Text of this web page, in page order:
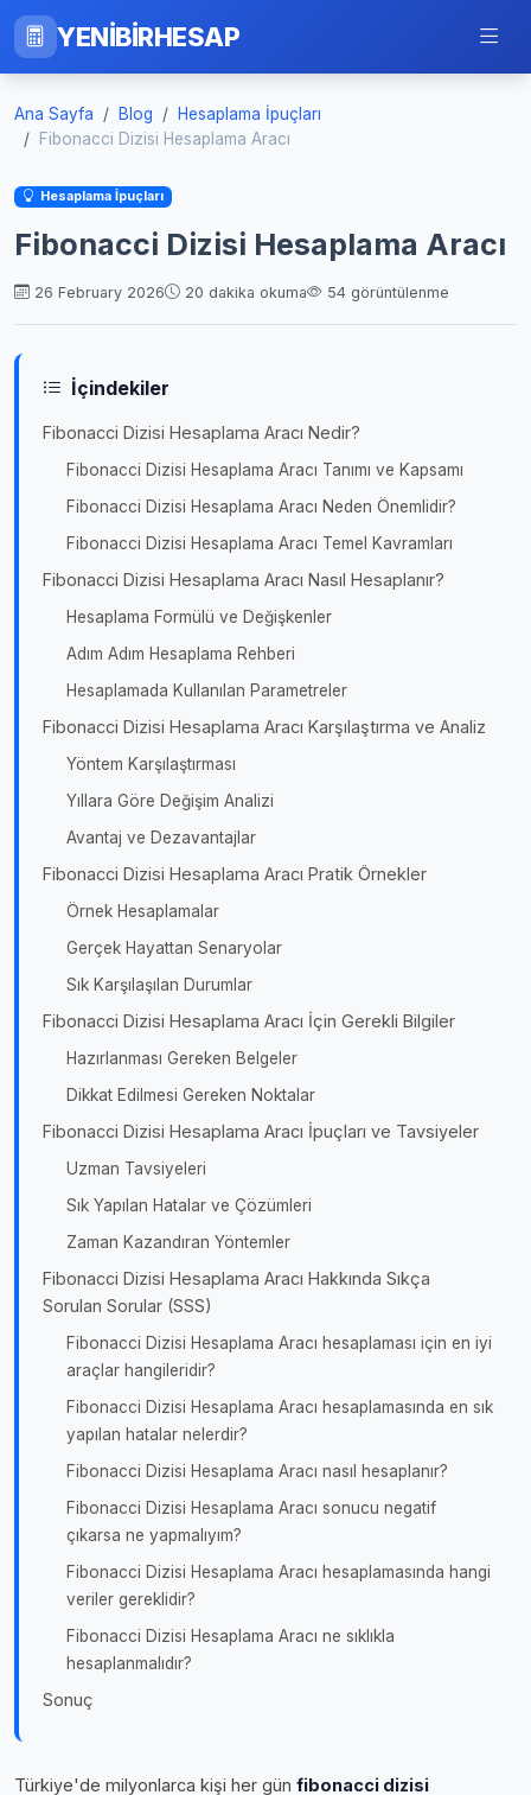
YENİBİRHESAP
Ana Sayfa Blog
Hesaplama İpuçları
Fibonacci Dizisi Hesaplama Aracı
Hesaplama İpuçları
Fibonacci Dizisi Hesaplama Aracı
26 February 2026 20 dakika okuma 54 görüntülenme
İçindekiler
Fibonacci Dizisi Hesaplama Aracı Nedir?
Fibonacci Dizisi Hesaplama Aracı Tanımı ve Kapsamı
Fibonacci Dizisi Hesaplama Aracı Neden Önemlidir?
Fibonacci Dizisi Hesaplama Aracı Temel Kavramları
Fibonacci Dizisi Hesaplama Aracı Nasıl Hesaplanır?
Hesaplama Formülü ve Değişkenler
Adım Adım Hesaplama Rehberi
Hesaplamada Kullanılan Parametreler
Fibonacci Dizisi Hesaplama Aracı Karşılaştırma ve Analiz
Yöntem Karşılaştırması
Yıllara Göre Değişim Analizi
Avantaj ve Dezavantajlar
Fibonacci Dizisi Hesaplama Aracı Pratik Örnekler
Örnek Hesaplamalar
Gerçek Hayattan Senaryolar
Sık Karşılaşılan Durumlar
Fibonacci Dizisi Hesaplama Aracı İçin Gerekli Bilgiler
Hazırlanması Gereken Belgeler
Dikkat Edilmesi Gereken Noktalar
Fibonacci Dizisi Hesaplama Aracı İpuçları ve Tavsiyeler
Uzman Tavsiyeleri
Sık Yapılan Hatalar ve Çözümleri
Zaman Kazandıran Yöntemler
Fibonacci Dizisi Hesaplama Aracı Hakkında Sıkça
Sorulan Sorular (SSS)
Fibonacci Dizisi Hesaplama Aracı hesaplaması için en iyi
araçlar hangileridir?
Fibonacci Dizisi Hesaplama Aracı hesaplamasında en sık
yapılan hatalar nelerdir?
Fibonacci Dizisi Hesaplama Aracı nasıl hesaplanır?
Fibonacci Dizisi Hesaplama Aracı sonucu negatif
çıkarsa ne yapmalıyım?
Fibonacci Dizisi Hesaplama Aracı hesaplamasında hangi
veriler gereklidir?
Fibonacci Dizisi Hesaplama Aracı ne sıklıkla
hesaplanmalıdır?
Sonuç
Türkiye'de milyonlarca kişi her gün fibonacci dizisi